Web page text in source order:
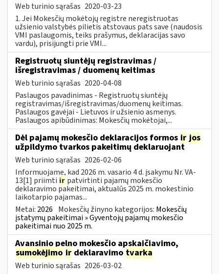
Web turinio sąrašas 2020-03-23
1. Jei Mokesčių mokėtojų registre neregistruotas
užsienio valstybės pilietis atstovaus pats save (naudosis
VMI paslaugomis, teiks prašymus, deklaracijas savo
vardu), prisijungti prie VMI...
Registruotų siuntėjų registravimas /
išregistravimas / duomenų keitimas
Web turinio sąrašas 2020-04-08
Paslaugos pavadinimas - Registruotų siuntėjų
registravimas/išregistravimas/duomenų keitimas.
Paslaugos gavėjai - Lietuvos ir užsienio asmenys.
Paslaugos apibūdinimas: Mokesčių mokėtojai,...
Dėl pajamų mokesčio deklaracijos formos ir jos
užpildymo tvarkos pakeitimų deklaruojant
Web turinio sąrašas 2026-02-06
Informuojame, kad 2026 m. vasario 4 d. įsakymu Nr. VA-
13[1] priimti ir patvirtinti pajamų mokesčio
deklaravimo pakeitimai, aktualūs 2025 m. mokestinio
laikotarpio pajamas...
Metai: 2026 Mokesčių žinyno kategorijos: Mokesčių
įstatymų pakeitimai » Gyventojų pajamų mokesčio
pakeitimai nuo 2025 m.
Avansinio pelno mokesčio apskaičiavimo,
sumokėjimo ir deklaravimo tvarka
Web turinio sąrašas 2026-03-02